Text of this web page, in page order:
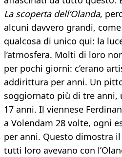
La scoperta dell’Olanda,
alcuni davvero grandi,
qualcosa di unico qui: la
l’atmosfera. Molti di loro
per pochi giorni: c’erano
addirittura per anni. Un
soggiornato più di tre anni,
17 anni. Il viennese
a Volendam 28 volte, ogni
per anni. Questo dimostra
tutti loro avevano con